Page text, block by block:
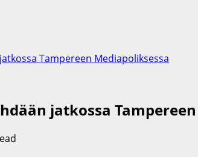
Tampereen Mediapoliksessa
jatkossa